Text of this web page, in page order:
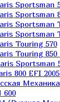
Sportsman
Sportsman
Sportsman
Sportsman
Touring 570
Touring 850
Sportsman
800 EFI
600